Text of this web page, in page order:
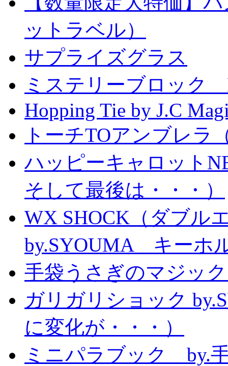
ットラベル）
サプライズグラス
ミステリーブロック
Hopping Tie by J.C
トーチTOアンブレラ
ハッピーキャロット
そして最後は・・・）
WX SHOCK（ダブル
by.SYOUMA キーホ
手袋うさぎのマジッ
ガリガリショック
に変化が・・・）
ミニパラブック by.